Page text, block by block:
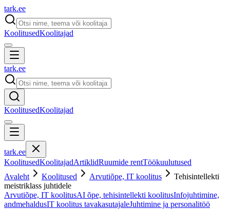
tark.ee
KoolitusedKoolitajad
tark.ee
KoolitusedKoolitajad
tark.ee
KoolitusedKoolitajadArtiklidRuumide rentTöökuulutused
Avaleht
Koolitused Arvutiõpe, IT koolitus
Tehisintellekti
meistriklass juhtidele
Arvutiõpe, IT koolitusAI õpe, tehisintellekti koolitusInfojuhtimine,
andmehaldusIT koolitus tavakasutajaleJuhtimine ja personalitöö